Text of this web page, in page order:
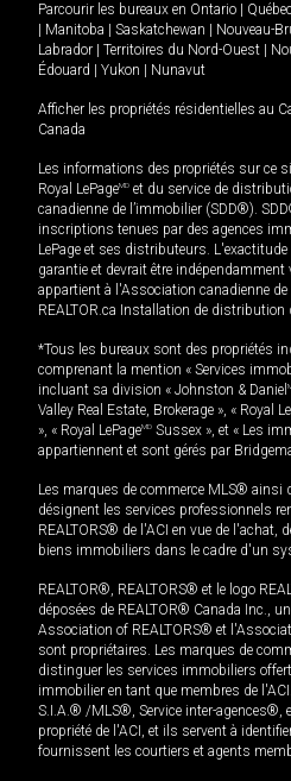
Parcourir les bureaux en Ontario Québec
Manitoba Saskatchewan Nouveau-
Labrador
Territoires du Nord-Ouest
Édouard
Yukon Nunavut
Afficher les propriétés résidentielles au
Canada
Les informations des propriétés sur ce
Royal LePageMD et du service de
canadienne de l’immobilier (SDD®).
inscriptions tenues par des agences
LePage et ses distributeurs.
garantie et devrait être indépendamment
appartient à l'Association canadienne de
REALTOR.ca Installation de distribution
*Tous les bureaux sont des propriétés
comprenant la mention « Services
incluant sa division « Johnston & Daniel
Valley Real Estate, Brokerage », « Royal
», « Royal LePageMD Sussex », et « Les
appartiennent et sont gérés par
Les marques de commerce MLS® ainsi
désignent les services professionnels
REALTORS® de l'ACI en vue de l'achat,
biens immobiliers dans le cadre d'un
REALTOR®, REALTORS® et le logo
déposées de REALTOR® Canada Inc.,
Association of REALTORS® et
sont propriétaires. Les marques de
distinguer les services immobiliers
immobilier en tant que membres de
S.I.A.® /MLS®, Service inter-agences®,
propriété de l'ACI, et ils servent à
fournissent les courtiers et agents